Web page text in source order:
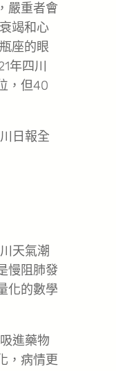
嚴重者會
竭和心
座的眼
年四川
，但40
日報全
天氣潮
慢阻肺發
化的數學
進藥物
，病情更